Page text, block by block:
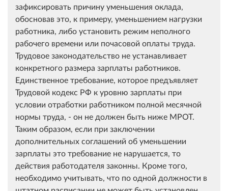
зафиксировать причину уменьшения оклада,
обосновав это, к примеру, уменьшением нагрузки
работника, либо установить режим неполного
рабочего времени или почасовой оплаты труда.
Трудовое законодательство не устанавливает
конкретного размера зарплаты работников.
Единственное требование, которое предъявляет
Трудовой кодекс РФ к уровню зарплаты при
условии отработки работником полной месячной
нормы труда, - он не должен быть ниже МРОТ.
Таким образом, если при заключении
дополнительных соглашений об уменьшении
зарплаты это требование не нарушается, то
действия работодателя законны. Кроме того,
необходимо учитывать, что по одной должности в